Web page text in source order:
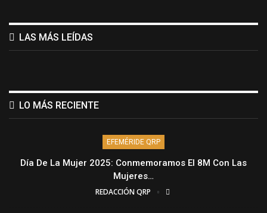
LAS MÁS LEÍDAS
LO MÁS RECIENTE
EFEMÉRIDE QRP
Día De La Mujer 2025: Conmemoramos El 8M Con Las
Mujeres…
REDACCIÓN QRP